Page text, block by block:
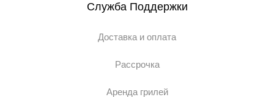
Служба Поддержки
Доставка и оплата
Рассрочка
Аренда грилей